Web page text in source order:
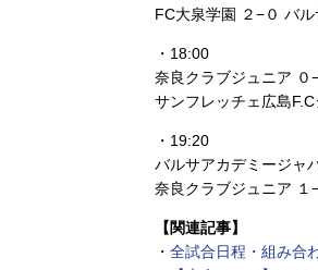
FC大泉学園 ２−０ バル
・18:00
奈良クラブジュニア ０
サンフレッチェ広島
・19:20
バルサアカデミージャ
奈良クラブジュニア １
【関連記事】
・ 全試合日程・組み合